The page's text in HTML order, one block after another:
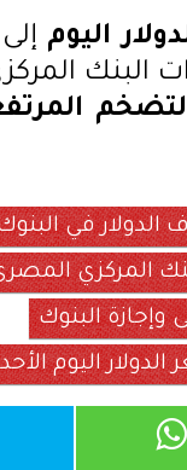
اليوم
البنك
في
المركزي
وإجازة البنوك
اليوم الأحد